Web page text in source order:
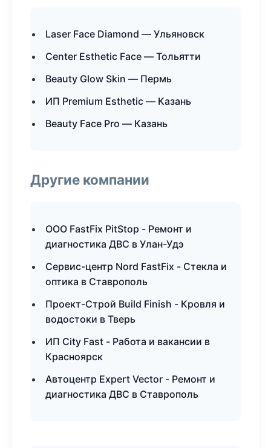
Laser Face Diamond — Ульяновск
Center Esthetic Face — Тольятти
Beauty Glow Skin — Пермь
ИП Premium Esthetic — Казань
Beauty Face Pro — Казань
Другие компании
ООО FastFix PitStop - Ремонт и
диагностика ДВС в Улан-Удэ
Сервис-центр Nord FastFix - Стекла и
оптика в Ставрополь
Проект-Строй Build Finish - Кровля и
водостоки в Тверь
ИП City Fast - Работа и вакансии в
Красноярск
Автоцентр Expert Vector - Ремонт и
диагностика ДВС в Ставрополь